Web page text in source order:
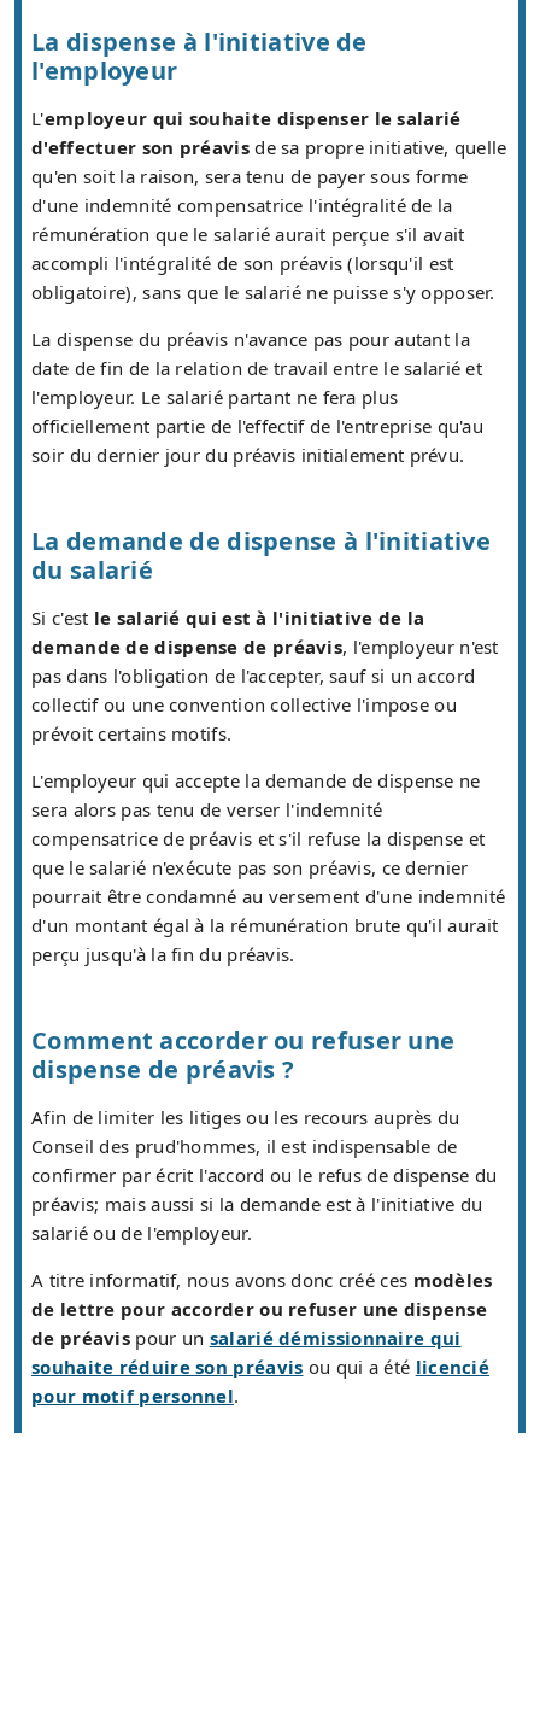
La dispense à l'initiative de
l'employeur
L'employeur qui souhaite dispenser le salarié
d'effectuer son préavisde sa propre initiative, quelle
qu'en soit la raison, sera tenu de payer sous forme
d'une indemnité compensatrice l'intégralité de la
rémunération que le salarié aurait perçue s'il avait
accompli l'intégralité de son préavis (lorsqu'il est
obligatoire), sans que le salarié ne puisse s'y opposer.
La dispense du préavis n'avance pas pour autant la
date de fin de la relation de travail entre le salarié et
l'employeur. Le salarié partant ne fera plus
officiellement partie de l'effectif de l'entreprise qu'au
soir du dernier jour du préavis initialement prévu.
La demande de dispense à l'initiative
du salarié
Si c'est le salarié qui est à l'initiative de la
demande de dispense de préavis, l'employeur n'est
pas dans l'obligation de l'accepter, sauf si un accord
collectif ou une convention collective l'impose ou
prévoit certains motifs.
L'employeur qui accepte la demande de dispense ne
sera alors pas tenu de verser l'indemnité
compensatrice de préavis et s'il refuse la dispense et
que le salarié n'exécute pas son préavis, ce dernier
pourrait être condamné au versement d'une indemnité
d'un montant égal à la rémunération brute qu'il aurait
perçu jusqu'à la fin du préavis.
Comment accorder ou refuser une
dispense de préavis ?
Afin de limiter les litiges ou les recours auprès du
Conseil des prud'hommes, il est indispensable de
confirmer par écrit l'accord ou le refus de dispense du
préavis; mais aussi si la demande est à l'initiative du
salarié ou de l'employeur.
A titre informatif, nous avons donc créé ces modèles
de lettre pour accorder ou refuser une dispense
de préavis pour un salarié démissionnaire qui
souhaite réduire son préavis ou qui a été licencié
pour motif personnel.